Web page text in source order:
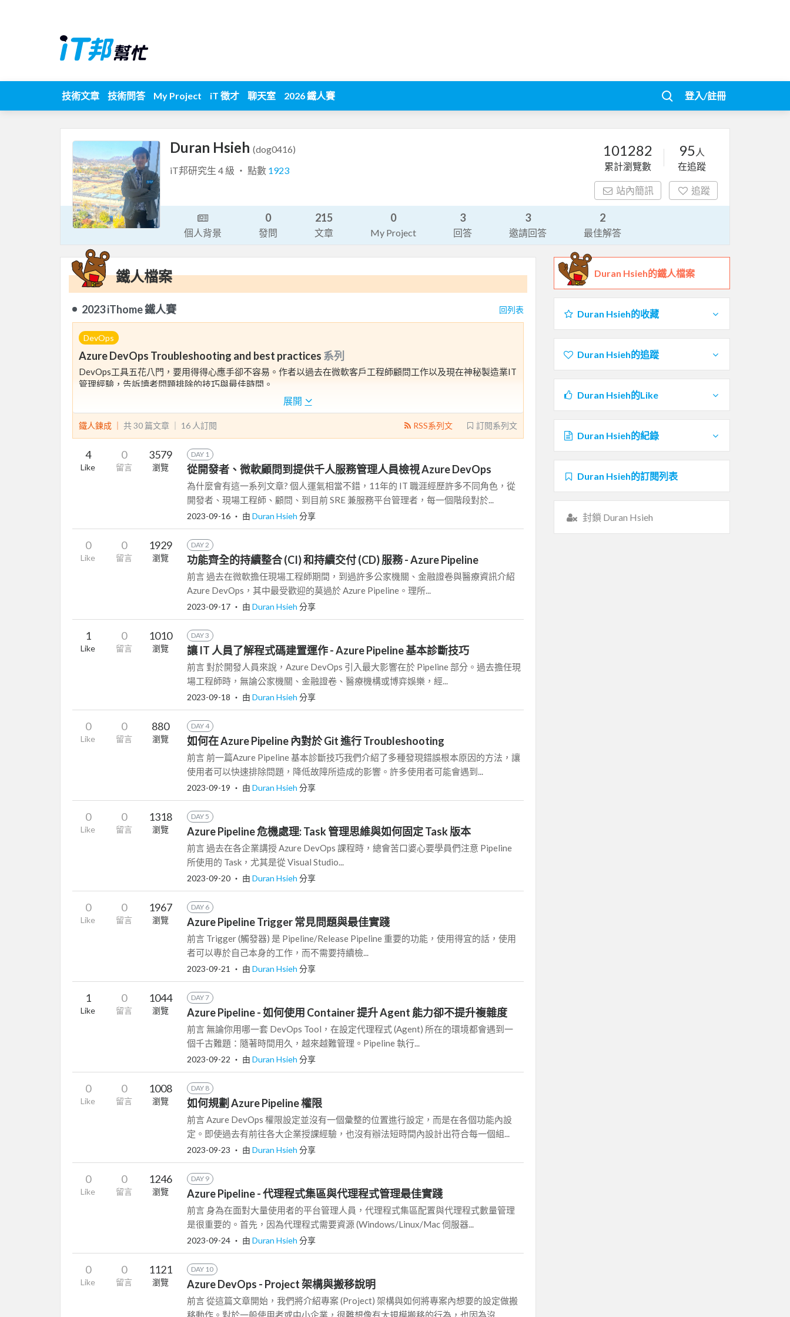
技術文章 技術問答 My Project iT 徵才 聊天室 2026 鐵人賽 登入/註冊
Duran Hsieh (dog0416)
iT邦研究生 4 級 ‧ 點數 1923
101282
累計瀏覽數
95 人
在追蹤
站內簡訊 追蹤
個人背景
0
發問
215
文章
0
My Project
3
回答
3
邀請回答
2
最佳解答
鐵人檔案
2023 iThome 鐵人賽 回列表
DevOps
Azure DevOps Troubleshooting and best practices 系列
DevOps工具五花八門，要用得得心應手卻不容易。作者以過去在微軟客戶工程師顧問工作以及現在神秘製造業IT
管理經驗，告訴讀者問題排除的技巧與最佳時間。
如果你也是 Azure DevOps 使用者，那你一定不能錯過。
展開
鐵人鍊成 ｜ 共 30 篇文章 ｜ 16 人訂閱 訂閱系列文
RSS系列文
4
Like
0
留言
3579
瀏覽
DAY 1
從開發者、微軟顧問到提供千人服務管理人員檢視 Azure DevOps
為什麼會有這一系列文章? 個人運氣相當不錯，11年的 IT 職涯經歷許多不同角色，從
開發者、現場工程師、顧問、到目前 SRE 兼服務平台管理者，每一個階段對於...
2023-09-16 ‧ 由 Duran Hsieh 分享
0
Like
0
留言
1929
瀏覽
DAY 2
功能齊全的持續整合 (CI) 和持續交付 (CD) 服務 - Azure Pipeline
前言 過去在微軟擔任現場工程師期間，到過許多公家機關、金融證卷與醫療資訊介紹
Azure DevOps，其中最受歡迎的莫過於 Azure Pipeline。理所...
2023-09-17 ‧ 由 Duran Hsieh 分享
1
Like
0
留言
1010
瀏覽
DAY 3
讓 IT 人員了解程式碼建置運作 - Azure Pipeline 基本診斷技巧
前言 對於開發人員來說，Azure DevOps 引入最大影響在於 Pipeline 部分。過去擔任現
場工程師時，無論公家機關、金融證卷、醫療機構或博弈娛樂，經...
2023-09-18 ‧ 由 Duran Hsieh 分享
0
Like
0
留言
880
瀏覽
DAY 4
如何在 Azure Pipeline 內對於 Git 進行 Troubleshooting
前言 前一篇Azure Pipeline 基本診斷技巧我們介紹了多種發現錯誤根本原因的方法，讓
使用者可以快速排除問題，降低故障所造成的影響。許多使用者可能會遇到...
2023-09-19 ‧ 由 Duran Hsieh 分享
0
Like
0
留言
1318
瀏覽
DAY 5
Azure Pipeline 危機處理: Task 管理思維與如何固定 Task 版本
前言 過去在各企業講授 Azure DevOps 課程時，總會苦口婆心要學員們注意 Pipeline
所使用的 Task，尤其是從 Visual Studio...
2023-09-20 ‧ 由 Duran Hsieh 分享
0
Like
0
留言
1967
瀏覽
DAY 6
Azure Pipeline Trigger 常見問題與最佳實踐
前言 Trigger (觸發器) 是 Pipeline/Release Pipeline 重要的功能，使用得宜的話，使用
者可以專於自己本身的工作，而不需要持續檢...
2023-09-21 ‧ 由 Duran Hsieh 分享
1
Like
0
留言
1044
瀏覽
DAY 7
Azure Pipeline - 如何使用 Container 提升 Agent 能力卻不提升複雜度
前言 無論你用哪一套 DevOps Tool，在設定代理程式 (Agent) 所在的環境都會遇到一
個千古難題：隨著時間用久，越來越難管理。Pipeline 執行...
2023-09-22 ‧ 由 Duran Hsieh 分享
0
Like
0
留言
1008
瀏覽
DAY 8
如何規劃 Azure Pipeline 權限
前言 Azure DevOps 權限設定並沒有一個彙整的位置進行設定，而是在各個功能內設
定。即使過去有前往各大企業授課經驗，也沒有辦法短時間內設計出符合每一個組...
2023-09-23 ‧ 由 Duran Hsieh 分享
0
Like
0
留言
1246
瀏覽
DAY 9
Azure Pipeline - 代理程式集區與代理程式管理最佳實踐
前言 身為在面對大量使用者的平台管理人員，代理程式集區配置與代理程式數量管理
是很重要的。首先，因為代理程式需要資源 (Windows/Linux/Mac 伺服器...
2023-09-24 ‧ 由 Duran Hsieh 分享
0
Like
0
留言
1121
瀏覽
DAY 10
Azure DevOps - Project 架構與搬移說明
前言 從這篇文章開始，我們將介紹專案 (Project) 架構與如何將專案內想要的設定做搬
移動作。對於一般使用者或中小企業，很難想像有大規模搬移的行為，也因為沒...
Duran Hsieh的鐵人檔案
Duran Hsieh的收藏
Duran Hsieh的追蹤
Duran Hsieh的Like
Duran Hsieh的紀錄
Duran Hsieh的訂閱列表
封鎖 Duran Hsieh